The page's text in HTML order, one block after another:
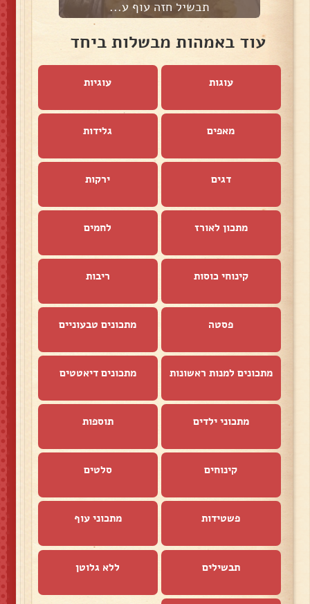
תבשיל חזה עוף ע...
עוד באמהות מבשלות ביחד
עוגות עוגיות
מאפים גלידות
דגים ירקות
מתכון לאורז לחמים
קינוחי כוסות ריבות
פסטה מתכונים טבעוניים
מתכונים למנות ראשונות מתכונים דיאטטים
מתכוני ילדים תוספות
קינוחים סלטים
פשטידות מתכוני עוף
תבשילים ללא גלוטן